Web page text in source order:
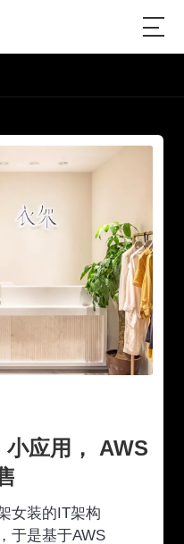
应用， AWS
女装的IT架构
于是基于AWS